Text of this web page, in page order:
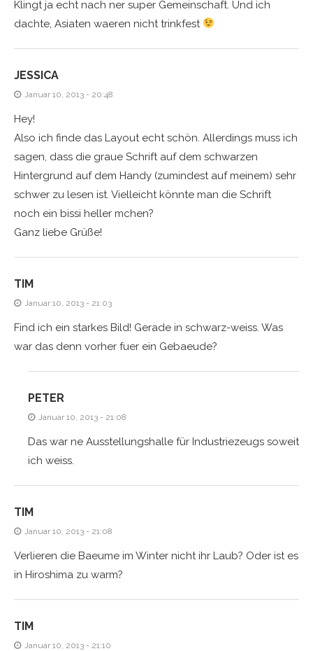
Klingt ja echt nach ner super Gemeinschaft. Und ich
dachte, Asiaten waeren nicht trinkfest
JESSICA
Januar 10, 2013 - 20:48
Hey!
Also ich finde das Layout echt schön. Allerdings muss ich
sagen, dass die graue Schrift auf dem schwarzen
Hintergrund auf dem Handy (zumindest auf meinem) sehr
schwer zu lesen ist. Vielleicht könnte man die Schrift
noch ein bissi heller mchen?
Ganz liebe Grüße!
TIM
Januar 10, 2013 - 21:03
Find ich ein starkes Bild! Gerade in schwarz-weiss. Was
war das denn vorher fuer ein Gebaeude?
PETER
Januar 10, 2013 - 21:08
Das war ne Ausstellungshalle für Industriezeugs soweit
ich weiss.
TIM
Januar 10, 2013 - 21:08
Verlieren die Baeume im Winter nicht ihr Laub? Oder ist es
in Hiroshima zu warm?
TIM
Januar 10, 2013 - 21:10